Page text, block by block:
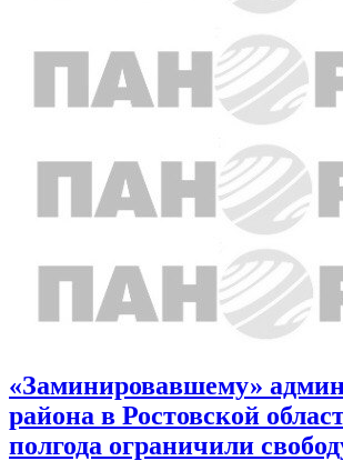
«Заминировавшему»
района в Ростовской
полгода ограничили